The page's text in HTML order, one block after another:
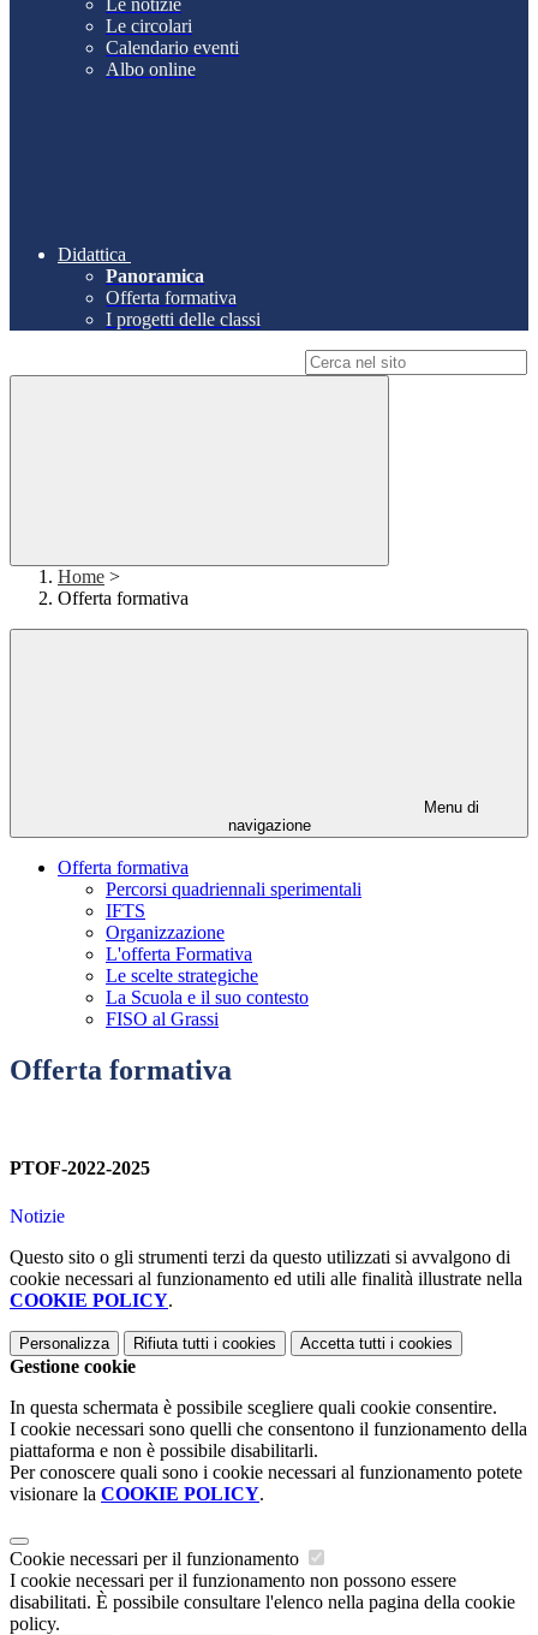
Le notizie
Le circolari
Calendario eventi
Albo online
Didattica
Panoramica
Offerta formativa
I progetti delle classi
Home >
Offerta formativa
Menu di
navigazione
Offerta formativa
Percorsi quadriennali sperimentali
IFTS
Organizzazione
L'offerta Formativa
Le scelte strategiche
La Scuola e il suo contesto
FISO al Grassi
Offerta formativa
PTOF-2022-2025
Notizie
Questo sito o gli strumenti terzi da questo utilizzati si avvalgono di
cookie necessari al funzionamento ed utili alle finalità illustrate nella
COOKIE POLICY.
Personalizza Rifiuta tutti i cookies Accetta tutti i cookies
Gestione cookie
In questa schermata è possibile scegliere quali cookie consentire.
I cookie necessari sono quelli che consentono il funzionamento della
piattaforma e non è possibile disabilitarli.
Per conoscere quali sono i cookie necessari al funzionamento potete
visionare la COOKIE POLICY.
Cookie necessari per il funzionamento
I cookie necessari per il funzionamento non possono essere
disabilitati. È possibile consultare l'elenco nella pagina della cookie
policy.